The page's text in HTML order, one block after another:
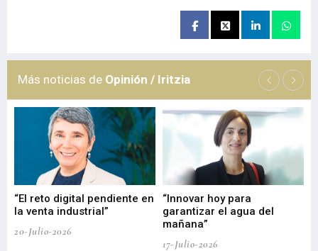
Más noticias de Opinión / Iritzia
“El reto digital pendiente en
la venta industrial”
20-Julio-2026
“Innovar hoy para
garantizar el agua del
mañana”
17-Julio-2026